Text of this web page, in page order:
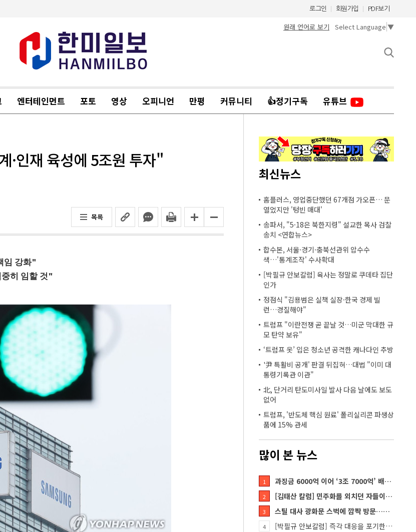
로그인 회원가입 PDF보기
원래 언어로 보기 Select Language ▼
엔터테인먼트 포토 영상 오피니언 만평 커뮤니티 👍정기구독 유튜브
·인재 육성에 5조원 투자"
목록
임 강화"
히 임할 것"
최신뉴스
홈플러스, 영업중단했던 67개점 가오픈… 문
열었지만 '텅빈 매대'
송파서, "5·18은 북한지령" 설교한 목사 검찰
송치 <연합뉴스>
합수본, 서울·경기·충북선관위 압수수
색…'통계조작' 수사확대
[박필규 안보칼럼] 육사는 정말로 쿠데타 집단
인가
정점식 "김용범은 실책 실장·한국 경제 빌
런…경질해야"
트럼프 "이란전쟁 곧 끝날 것…미군 막대한 규
모 탄약 보유"
‘트럼프 옷’ 입은 청소년 공격한 캐나다인 추방
'尹 특활비 공개' 판결 뒤집혀…대법 "이미 대
통령기록관 이관"
北, 단거리 탄도미사일 발사 다음 날에도 보도
없어
트럼프, '반도체 핵심 원료' 폴리실리콘 파생상
품에 15% 관세
많이 본 뉴스
1 과징금 6000억 이어 ‘3조 7000억’ 배상 폭탄… 쿠팡 때리기에 한미 통상 ‘초비상’
2 [김태산 칼럼] 민주화를 외치던 자들이 대한민국의 적이고 간첩이었다
3 스틸 대사 광화문 스벅에 깜짝 방문…메시지?
4 [박필규 안보칼럼] 즉각 대응을 포기한 군(軍)은 생존할 수 없다